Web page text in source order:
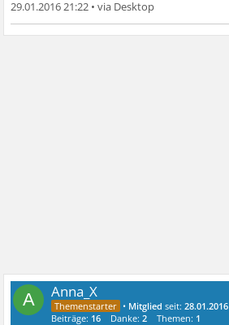
29.01.2016 21:22 •
A Anna_X
• Mitglied seit:28.01.2016
Beiträge: 16 Danke:2 Themen: 1